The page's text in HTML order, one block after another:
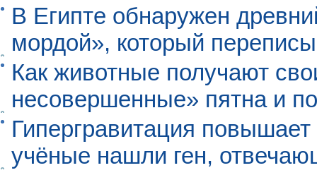
В Египте обнаружен
мордой», который
Как животные получают
несовершенные» пятна и
Гипергравитация
учёные нашли ген,